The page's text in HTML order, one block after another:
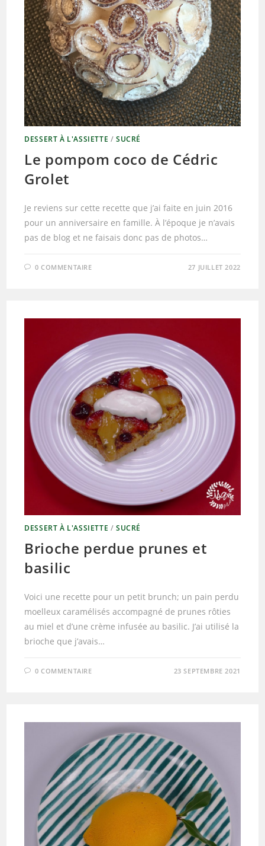
DESSERT À L'ASSIETTE /SUCRÉ
Le pompom coco de Cédric
Grolet
Je reviens sur cette recette que j’ai faite en juin 2016
pour un anniversaire en famille. À l’époque je n’avais
pas de blog et ne faisais donc pas de photos…
0 COMMENTAIRE 27 JUILLET 2022
DESSERT À L'ASSIETTE /SUCRÉ
Brioche perdue prunes et
basilic
Voici une recette pour un petit brunch; un pain perdu
moelleux caramélisés accompagné de prunes rôties
au miel et d’une crème infusée au basilic. J’ai utilisé la
brioche que j’avais…
0 COMMENTAIRE 23 SEPTEMBRE 2021